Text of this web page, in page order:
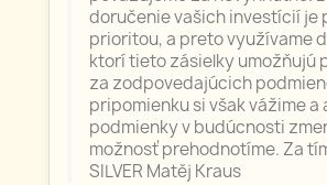
doručenie vašich investícií je
prioritou, a preto využívame
ktorí tieto zásielky umožňujú
za zodpovedajúcich
pripomienku si však vážime a
podmienky v budúcnosti
možnosť prehodnotíme. Za
SILVER Matěj Kraus